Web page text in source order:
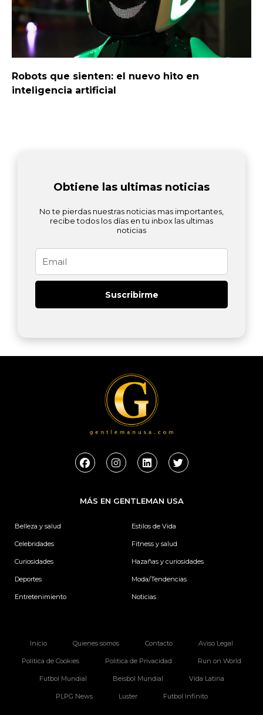
Robots que sienten: el nuevo hito en
inteligencia artificial
Obtiene las ultimas noticias
No te pierdas nuestras noticias mas importantes,
recibe todos los días en tu inbox las ultimas
noticias
Suscribirme
F
a
b
o
I
n
a
g
L
i
e
d
n
T
w
t
e
MÁS EN GENTLEMAN USA
Belleza y salud
Celebridades
Curiosidades
Deportes
Entretenimiento
Estilos de Vida
Fitness y salud
Hazañas y curiosidades
Moda/Tendencias
Noticias
Inicio Quienes somos Contacto Aviso Legal
Politica de Cookies Politica de Privacidad Run on World
Futbol Mundial Beisbol Mundial Vida Latina
PLPG News Luster Futbol Infinito